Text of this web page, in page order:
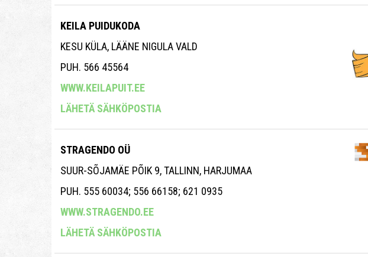
KEILA PUIDUKODA
KESU KÜLA, LÄÄNE NIGULA VALD
PUH. 566 45564
WWW.KEILAPUIT.EE
LÄHETÄ SÄHKÖPOSTIA
STRAGENDO OÜ
SUUR-SÕJAMÄE PÕIK 9, TALLINN, HARJUMAA
PUH. 555 60034; 556 66158; 621 0935
WWW.STRAGENDO.EE
LÄHETÄ SÄHKÖPOSTIA